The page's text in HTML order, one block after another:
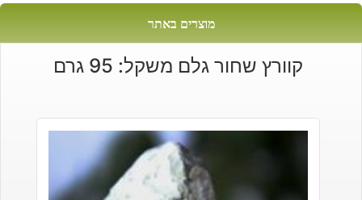
מוצרים באתר
קוורץ שחור גלם משקל: 95 גרם